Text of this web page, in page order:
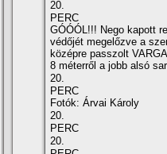
20.
PERC
GÓÓÓL!!! Nego kapott
védőjét megelőzve a
középre passzolt
8 méterről a jobb alsó
20.
PERC
Fotók: Árvai Károly
20.
PERC
20.